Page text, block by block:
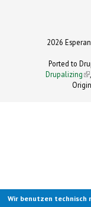
2026
Ported to
Drupalizing
Wir benutzen technisch